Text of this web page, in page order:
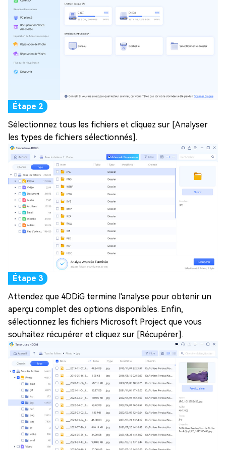
Sélectionnez tous les fichiers et cliquez sur [Analyser
les types de fichiers sélectionnés].
Attendez que 4DDiG termine l'analyse pour obtenir un
aperçu complet des options disponibles. Enfin,
sélectionnez les fichiers Microsoft Project que vous
souhaitez récupérer et cliquez sur [Récupérer].